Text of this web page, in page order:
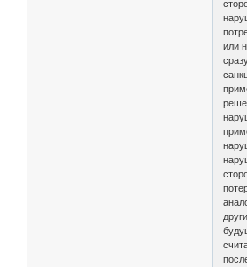
или